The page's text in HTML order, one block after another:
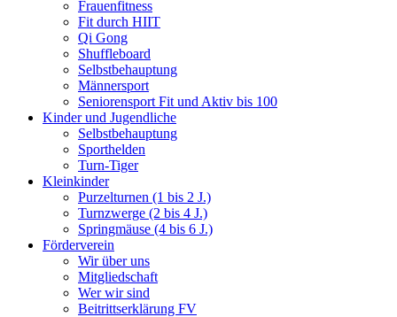
Frauenfitness
Fit durch HIIT
Qi Gong
Shuffleboard
Selbstbehauptung
Männersport
Seniorensport Fit und Aktiv bis 100
Kinder und Jugendliche
Selbstbehauptung
Sporthelden
Turn-Tiger
Kleinkinder
Purzelturnen (1 bis 2 J.)
Turnzwerge (2 bis 4 J.)
Springmäuse (4 bis 6 J.)
Förderverein
Wir über uns
Mitgliedschaft
Wer wir sind
Beitrittserklärung FV